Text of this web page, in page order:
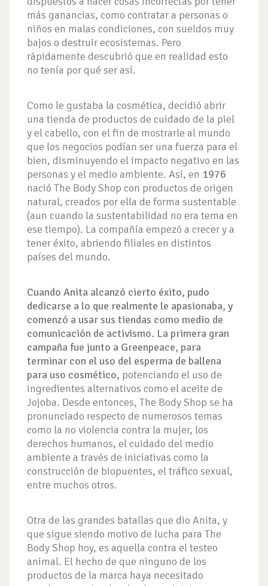
más ganancias, como contratar a personas o
niños en malas condiciones, con sueldos muy
bajos o destruir ecosistemas. Pero
rápidamente descubrió que en realidad esto
no tenía por qué ser así.
Como le gustaba la cosmética, decidió abrir
una tienda de productos de cuidado de la piel
y el cabello, con el fin de mostrarle al mundo
que los negocios podían ser una fuerza para el
bien, disminuyendo el impacto negativo en las
personas y el medio ambiente. Así, en 1976
nació The Body Shop con productos de origen
natural, creados por ella de forma sustentable
(aun cuando la sustentabilidad no era tema en
ese tiempo). La compañía empezó a crecer y a
tener éxito, abriendo filiales en distintos
países del mundo.
Cuando Anita alcanzó cierto éxito, pudo
dedicarse a lo que realmente le apasionaba, y
comenzó a usar sus tiendas como medio de
comunicación de activismo. La primera gran
campaña fue junto a Greenpeace, para
terminar con el uso del esperma de ballena
para uso cosmético, potenciando el uso de
ingredientes alternativos como el aceite de
Jojoba. Desde entonces, The Body Shop se ha
pronunciado respecto de numerosos temas
como la no violencia contra la mujer, los
derechos humanos, el cuidado del medio
ambiente a través de iniciativas como la
construcción de biopuentes, el tráfico sexual,
entre muchos otros.
Otra de las grandes batallas que dio Anita, y
que sigue siendo motivo de lucha para The
Body Shop hoy, es aquella contra el testeo
animal. El hecho de que ninguno de los
productos de la marca haya necesitado